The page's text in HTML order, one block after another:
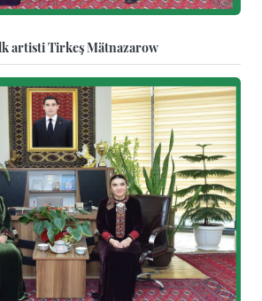
artisti Tirkeş Mätnazarow